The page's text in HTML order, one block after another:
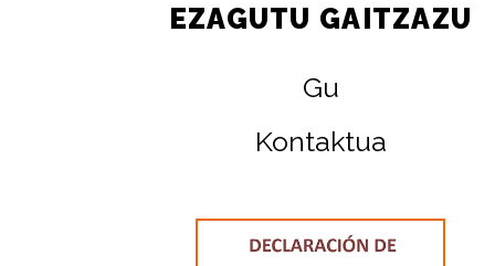
EZAGUTU GAITZAZU
Gu
Kontaktua